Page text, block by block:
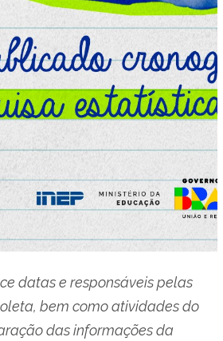
datas e responsáveis pelas
bem como atividades do
das informações da